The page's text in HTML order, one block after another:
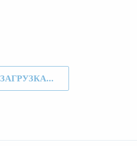
ЗАГРУЗКА...